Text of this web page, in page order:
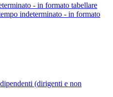
- in formato tabellare
indeterminato - in formato
(dirigenti e non